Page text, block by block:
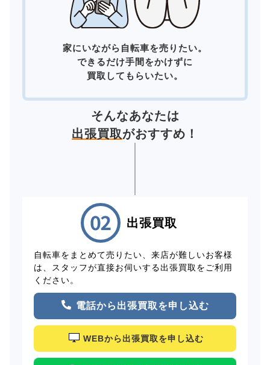
家にいながら自転車を売りたい。
できるだけ手間をかけずに
買取してもらいたい。
そんなあなたは
出張買取がおすすめ！
出張買取
自転車をまとめて売りたい、来店が難しいお客様
は、スタッフが直接お伺いする出張買取をご利用
ください。
電話から出張買取を申し込む
WEBから出張買取を申し込む